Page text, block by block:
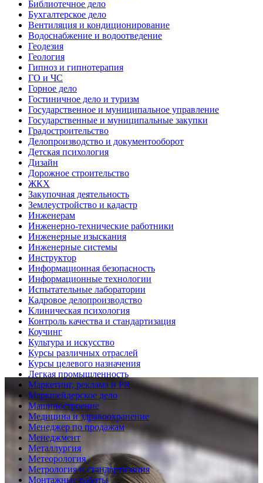
Библиотечное дело
Бухгалтерское дело
Вентиляция и кондиционирование
Водоснабжение и водоотведение
Геодезия
Геология
Гипноз и гипнотерапия
ГО и ЧС
Горное дело
Гостиничное дело и туризм
Государственное и муниципальное управление
Государственные и муниципальные закупки
Градостроительство
Делопроизводство и документооборот
Детская психология
Дизайн
Дорожное строительство
ЖКХ
Закупочная деятельность
Землеустройство и кадастр
Инженерам
Инженерно-технические работники
Инженерные изыскания
Инженерные системы
Инструктор
Информационная безопасность
Информационные технологии
Испытательные лаборатории
Кадровое делопроизводство
Клиническая психология
Контроль качества и стандартизация
Коучинг
Культура и искусство
Курсы различных отраслей
Курсы целевого назначения
Легкая промышленность
Маркетинг, реклама и PR
Маркшейдерское дело
Машиностроение
Медицина и здравоохранение
Менеджер по продажам
Менеджмент
Металлургия
Метеорология
Метрология и стандартизация
Монтажные работы